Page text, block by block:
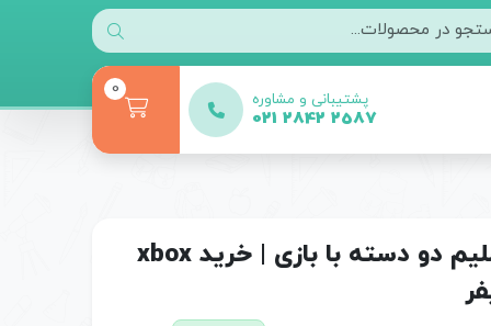
پشتیبانی و مشاوره
021 2842 2587
0
خرید ایکس باکس ۳۶۰ سوپر اسلیم دو دسته با بازی | خرید xbox